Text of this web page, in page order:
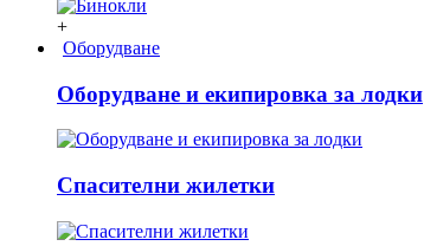
+
Оборудване
Оборудване и екипировка за лодки
Спасителни жилетки